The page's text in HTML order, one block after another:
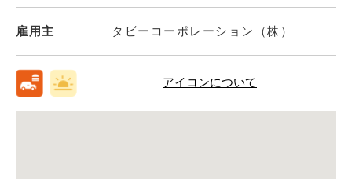
雇用主 タビーコーポレーション（株）
アイコンについて